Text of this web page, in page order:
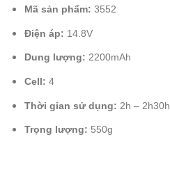
Mã sản phẩm: 3552
Điện áp: 14.8V
Dung lượng: 2200mAh
Cell: 4
Thời gian sử dụng: 2h – 2h30h
Trọng lượng: 550g